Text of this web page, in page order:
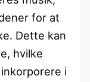
for at
Dette kan
hvilke
i